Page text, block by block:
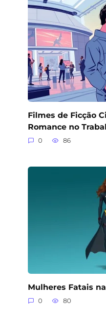
Filmes de Ficção
Romance no
0 86
Mulheres Fatais
0 80